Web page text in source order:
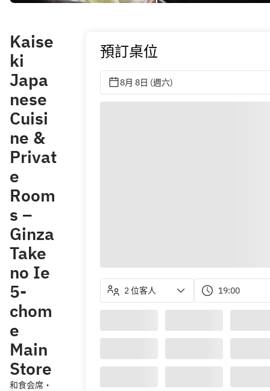
Kaise
ki
Japa
nese
Cuisi
ne &
Privat
e
Room
s –
Ginza
Take
no Ie
5-
chom
e
Main
Store
和食会席・
預訂桌位
8月 8日 (週六)
2 位客人 19:00